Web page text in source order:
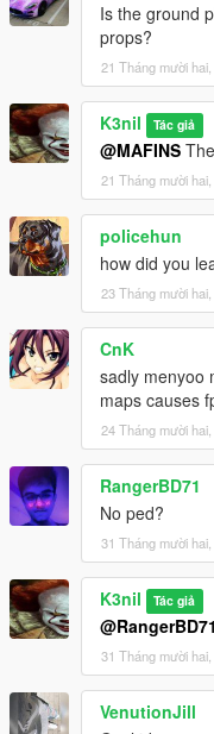
Is the ground
props?
21 Tháng mười
K3nil Tác giả
@MAFINS
21 Tháng mười
policehun
how did you
23 Tháng mười
CnK
sadly menyoo
maps causes
24 Tháng mười
RangerBD71
No ped?
31 Tháng mười
K3nil Tác giả
@RangerBD71
31 Tháng mười
VenutionJill